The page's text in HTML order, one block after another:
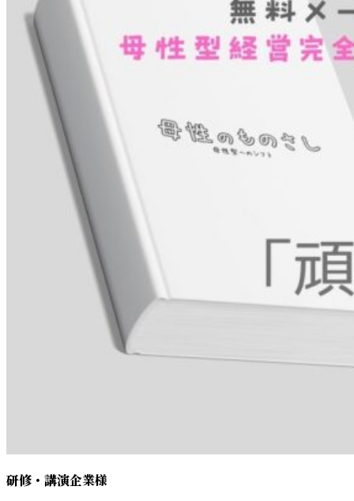
研修・講演企業様